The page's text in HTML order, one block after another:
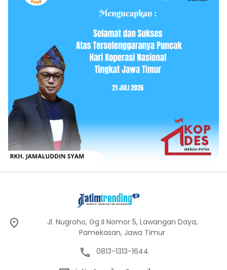
Jl. Nugroho, Gg II Nomor 5, Lawangan Daya,
Pamekasan, Jawa Timur
0813-1313-1644